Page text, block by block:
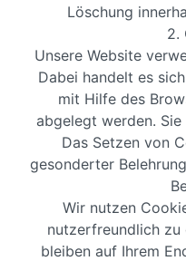
Löschung
2.
Unsere Website
Dabei handelt es
mit Hilfe des
abgelegt werden.
Das Setzen von
gesonderter
Wir nutzen
nutzerfreundlich zu
bleiben auf Ihrem